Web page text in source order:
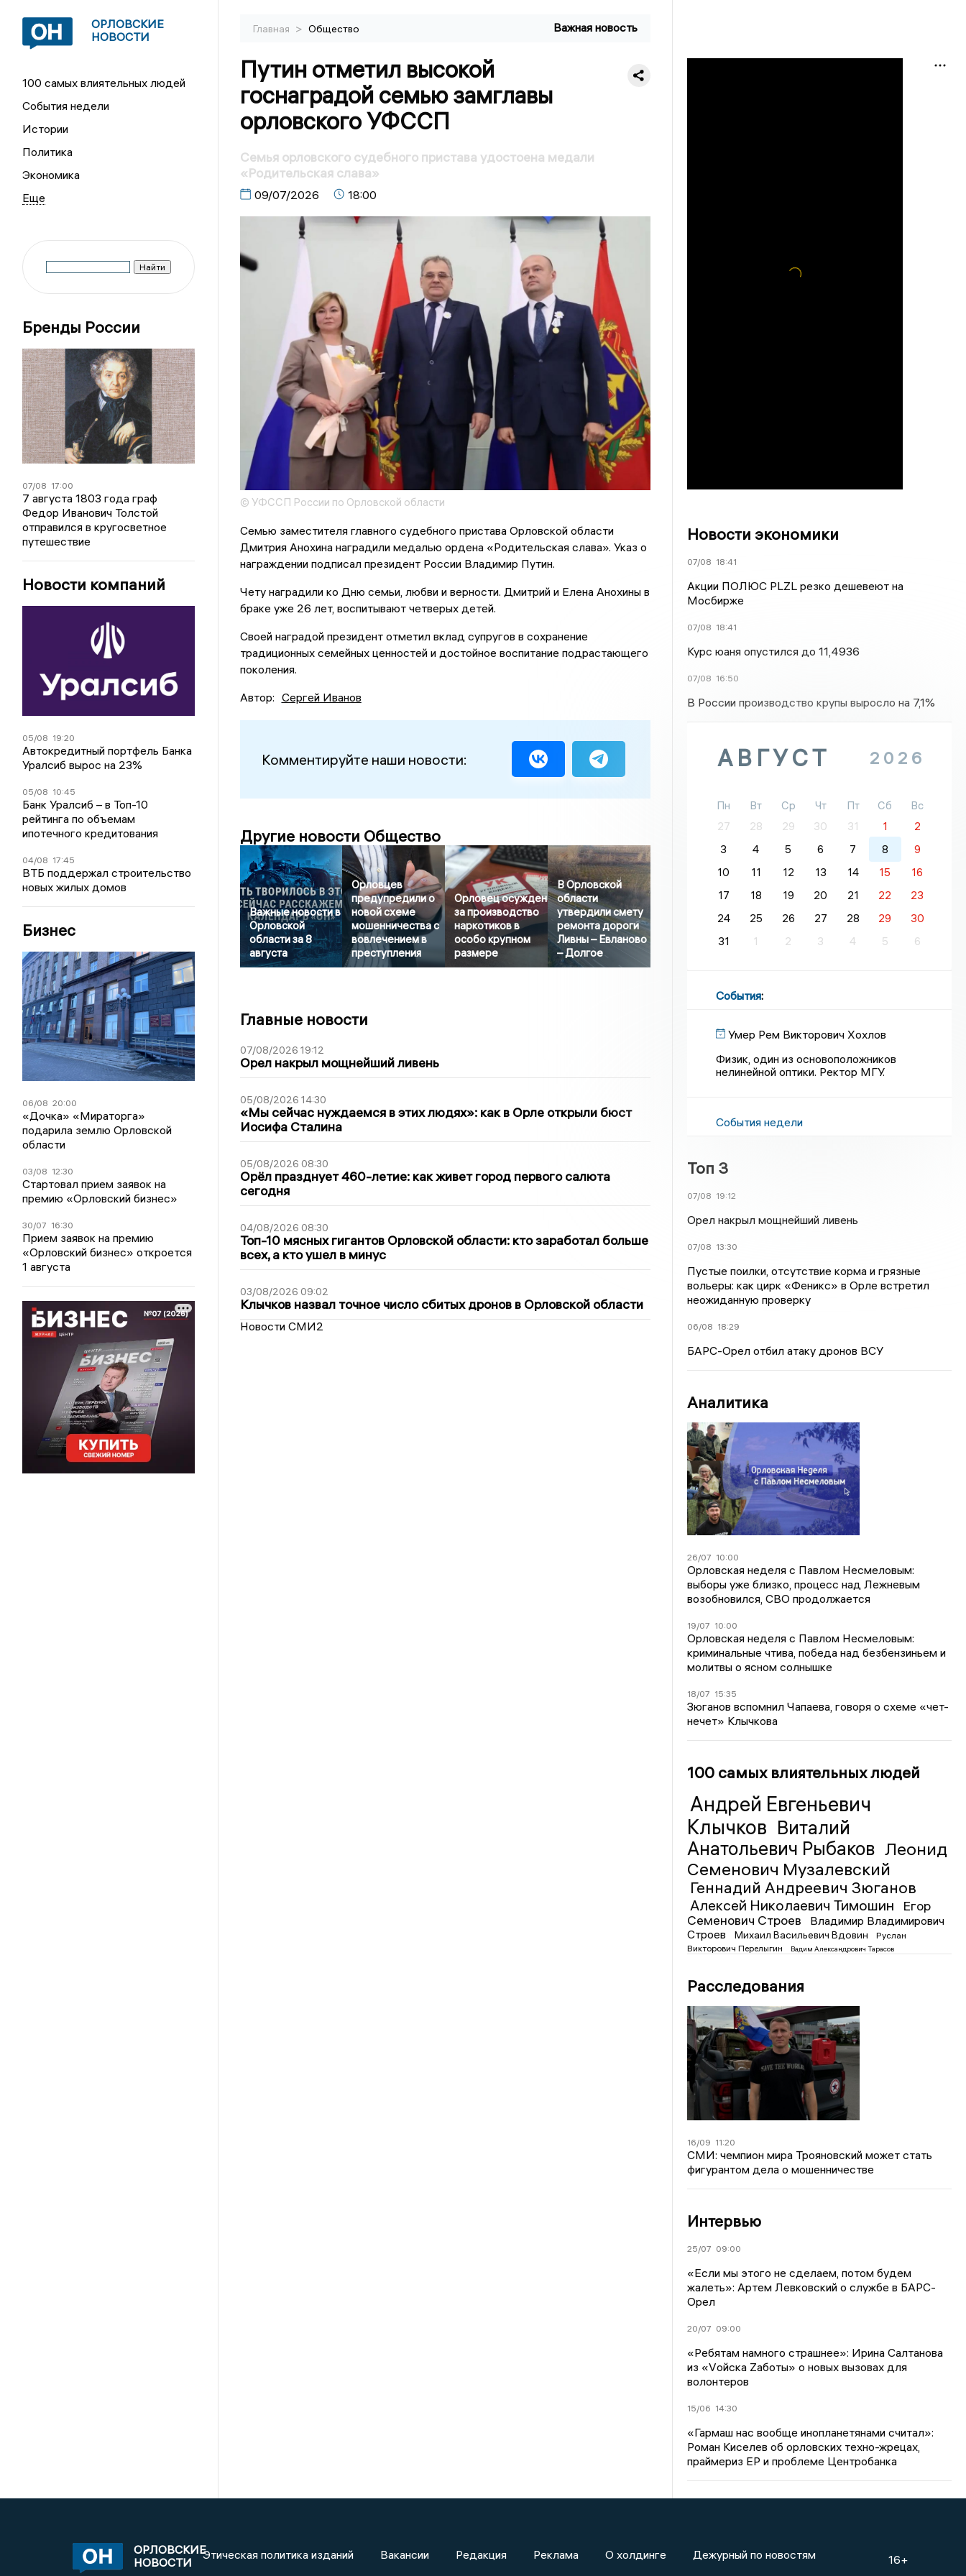
ОРЛОВСКИЕ
НОВОСТИ
100 самых влиятельных людей
События недели
Истории
Политика
Экономика
Бренды России
07/08 17:00
7 августа 1803 года граф
Федор Иванович Толстой
отправился в кругосветное
путешествие
Новости компаний
05/08 19:20
Автокредитный портфель Банка
Уралсиб вырос на 23%
05/08 10:45
Банк Уралсиб – в Топ-10
рейтинга по объемам
ипотечного кредитования
04/08 17:45
ВТБ поддержал строительство
новых жилых домов
Бизнес
06/08 20:00
«Дочка» «Мираторга»
подарила землю Орловской
области
03/08 12:30
Стартовал прием заявок на
премию «Орловский бизнес»
30/07 16:30
Прием заявок на премию
«Орловский бизнес» откроется
1 августа
Главная > Общество Важная новость
Путин отметил высокой
госнаградой семью замглавы
орловского УФССП
Семья орловского судебного пристава удостоена медали
«Родительская слава»
09/07/2026 18:00
© УФССП России по Орловской области
Семью заместителя главного судебного пристава Орловской области
Дмитрия Анохина наградили медалью ордена «Родительская слава». Указ о
награждении подписал президент России Владимир Путин.
Чету наградили ко Дню семьи, любви и верности. Дмитрий и Елена Анохины в
браке уже 26 лет, воспитывают четверых детей.
Своей наградой президент отметил вклад супругов в сохранение
традиционных семейных ценностей и достойное воспитание подрастающего
поколения.
Автор: Сергей Иванов
Комментируйте наши новости:
Другие новости Общество
Важные новости в
Орловской
области за 8
августа
Орловцев
предупредили о
новой схеме
мошенничества с
вовлечением в
преступления
Орловец осужден
за производство
наркотиков в
особо крупном
размере
В Орловской
области
утвердили смету
ремонта дороги
Ливны – Евланово
– Долгое
Главные новости
07/08/2026 19:12
Орел накрыл мощнейший ливень
05/08/2026 14:30
«Мы сейчас нуждаемся в этих людях»: как в Орле открыли бюст
Иосифа Сталина
05/08/2026 08:30
Орёл празднует 460-летие: как живет город первого салюта
сегодня
04/08/2026 08:30
Топ-10 мясных гигантов Орловской области: кто заработал больше
всех, а кто ушел в минус
03/08/2026 09:02
Клычков назвал точное число сбитых дронов в Орловской области
Новости СМИ2
Новости экономики
07/08 18:41
Акции ПОЛЮС PLZL резко дешевеют на
Мосбирже
07/08 18:41
Курс юаня опустился до 11,4936
07/08 16:50
В России производство крупы выросло на 7,1%
АВГУСТ 2026
Пн Вт Ср Чт Пт Сб
Вс
27
28 29 30 31 1
2
3
4 5 6 7 8
9
10
11 12 13 14 15
16
17
18 19 20 21 22
23
24
25 26 27 28 29
30
31
1 2 3 4 5 6
События:
Умер Рем Викторович Хохлов
Физик, один из основоположников
нелинейной оптики. Ректор МГУ.
События недели
Топ 3
07/08 19:12
Орел накрыл мощнейший ливень
07/08 13:30
Пустые поилки, отсутствие корма и грязные
вольеры: как цирк «Феникс» в Орле встретил
неожиданную проверку
06/08 18:29
БАРС-Орел отбил атаку дронов ВСУ
Аналитика
26/07 10:00
Орловская неделя с Павлом Несмеловым:
выборы уже близко, процесс над Лежневым
возобновился, СВО продолжается
19/07 10:00
Орловская неделя с Павлом Несмеловым:
криминальные чтива, победа над безбензиньем и
молитвы о ясном солнышке
18/07 15:35
Зюганов вспомнил Чапаева, говоря о схеме «чет-
нечет» Клычкова
100 самых влиятельных людей
Андрей Евгеньевич
Клычков Виталий
Анатольевич Рыбаков Леонид
Семенович Музалевский
Геннадий Андреевич Зюганов
Алексей Николаевич Тимошин
Егор
Семенович Строев
Владимир Владимирович
Строев
Михаил Васильевич Вдовин
Руслан
Викторович Перелыгин
Вадим Александрович Тарасов
Расследования
16/09 11:20
СМИ: чемпион мира Трояновский может стать
фигурантом дела о мошенничестве
Интервью
25/07 09:00
«Если мы этого не сделаем, потом будем
жалеть»: Артем Левковский о службе в БАРС-
Орел
20/07 09:00
«Ребятам намного страшнее»: Ирина Салтанова
из «Vойска Zаботы» о новых вызовах для
волонтеров
15/06 14:30
«Гармаш нас вообще инопланетянами считал»:
Роман Киселев об орловских техно-жрецах,
праймериз ЕР и проблеме Центробанка
ОРЛОВСКИЕ
НОВОСТИ
Этическая политика изданий Вакансии Редакция Реклама О холдинге Дежурный по новостям 16+